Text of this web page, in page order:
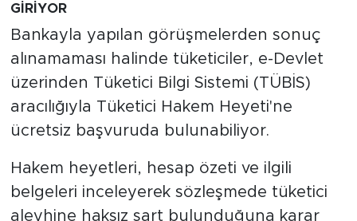
GİRİYOR
Bankayla yapılan görüşmelerden sonuç
alınamaması halinde tüketiciler, e-Devlet
üzerinden Tüketici Bilgi Sistemi (TÜBİS)
aracılığıyla Tüketici Hakem Heyeti'ne
ücretsiz başvuruda bulunabiliyor.
Hakem heyetleri, hesap özeti ve ilgili
belgeleri inceleyerek sözleşmede tüketici
aleyhine haksız şart bulunduğuna karar